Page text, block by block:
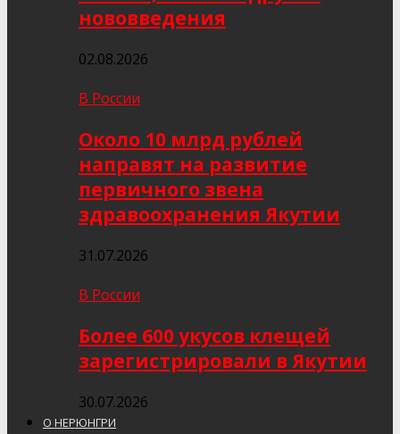
нововведения
02.08.2026
В России
Около 10 млрд рублей
направят на развитие
первичного звена
здравоохранения Якутии
31.07.2026
В России
Более 600 укусов клещей
зарегистрировали в Якутии
30.07.2026
О НЕРЮНГРИ